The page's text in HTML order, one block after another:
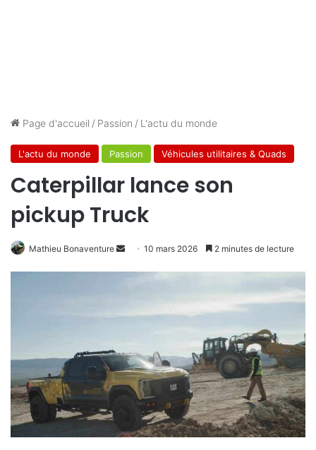
Page d'accueil / Passion / L'actu du monde
L'actu du monde Passion Véhicules utilitaires & Quads
Caterpillar lance son
pickup Truck
Mathieu Bonaventure
Envoyer10 mars 2026 2 minutes de lecture